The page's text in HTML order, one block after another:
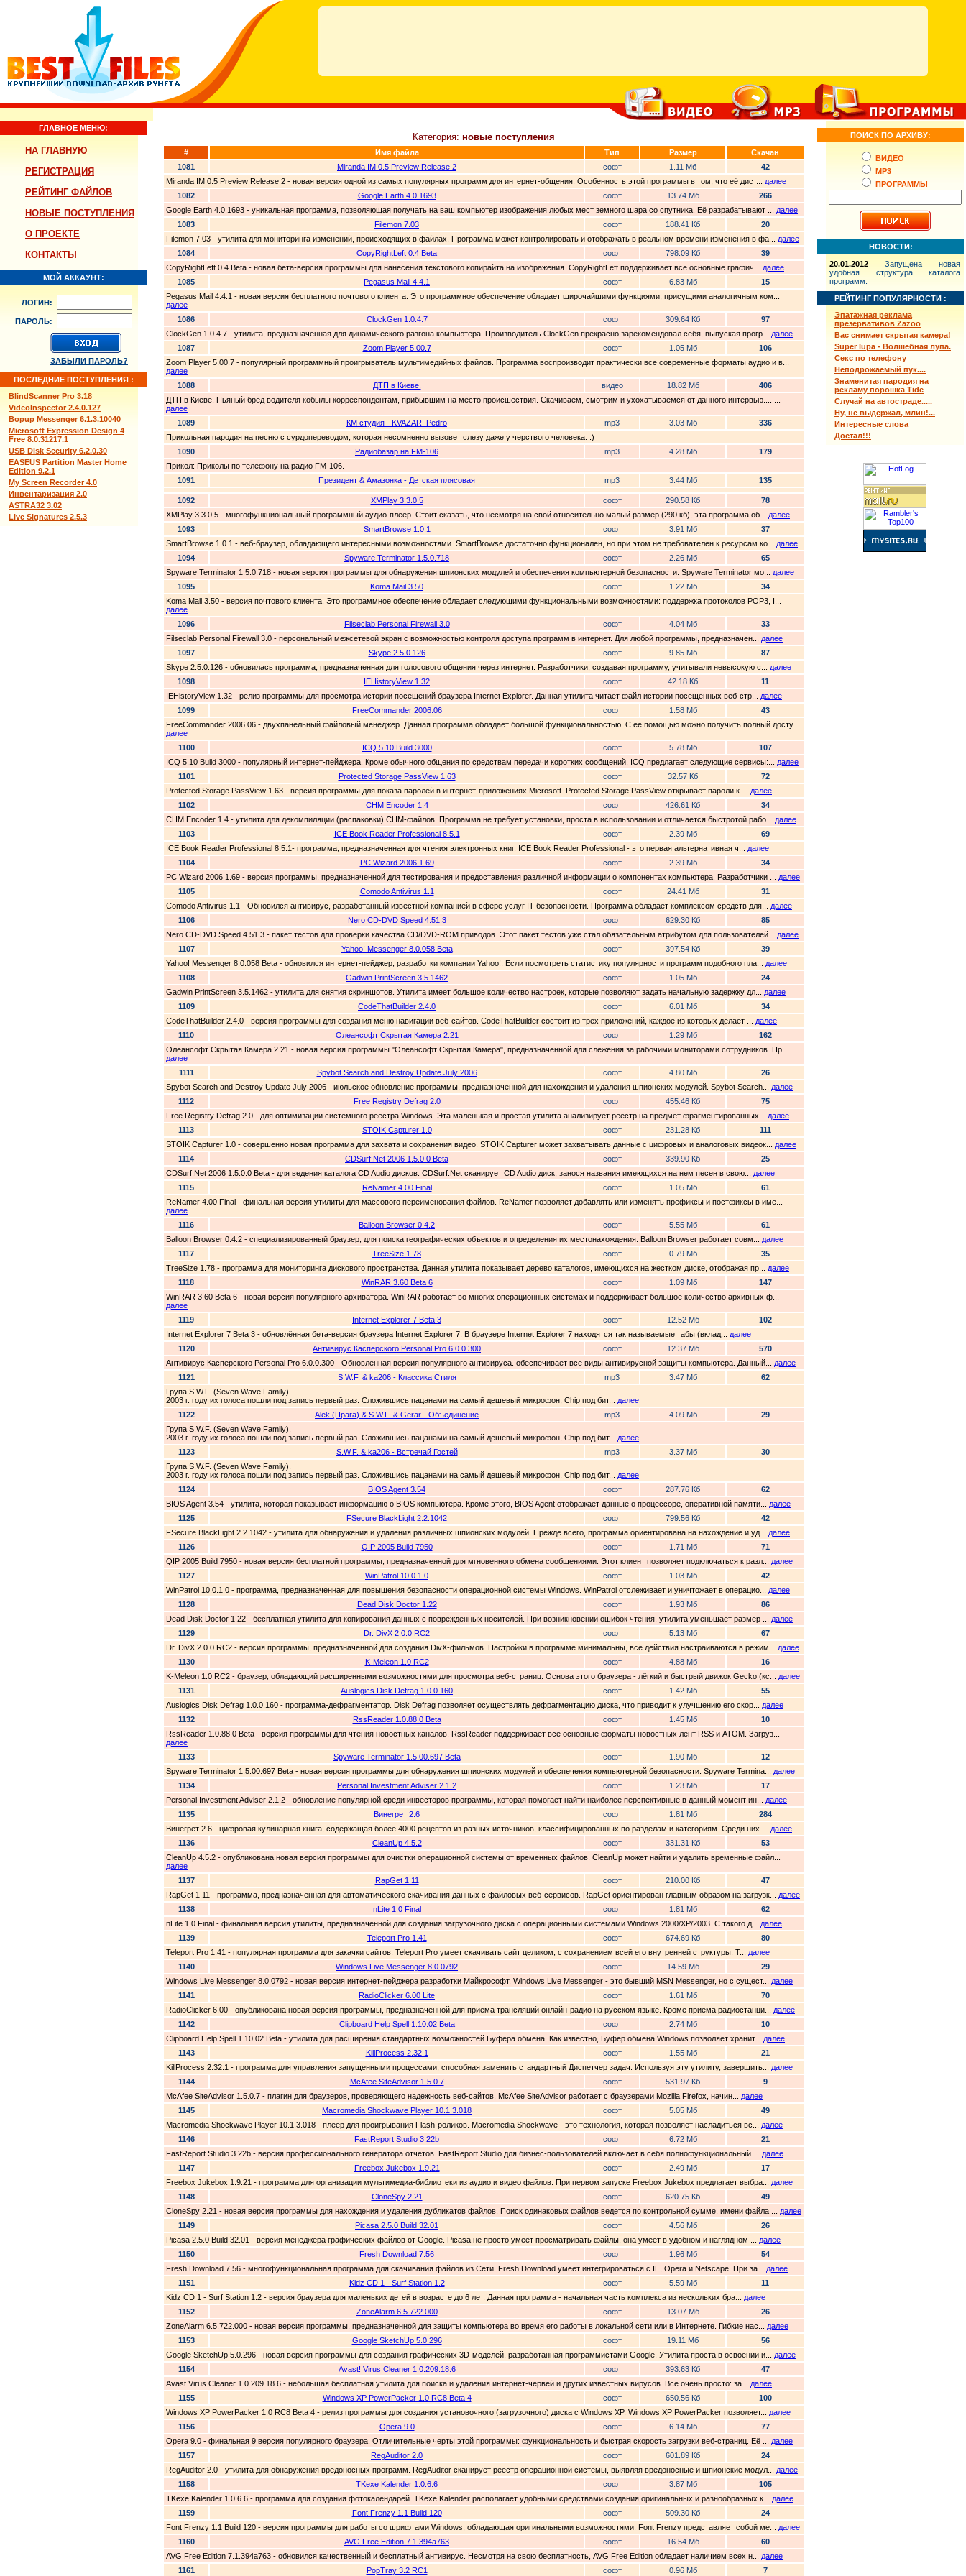
ГЛАВНОЕ МЕНЮ:
НА ГЛАВНУЮ
РЕГИСТРАЦИЯ
РЕЙТИНГ ФАЙЛОВ
НОВЫЕ ПОСТУПЛЕНИЯ
О ПРОЕКТЕ
КОНТАКТЫ
МОЙ АККАУНТ:
ЛОГИН:
ПАРОЛЬ:
ЗАБЫЛИ ПАРОЛЬ?
ПОСЛЕДНИЕ ПОСТУПЛЕНИЯ :
BlindScanner Pro 3.18
VideoInspector 2.4.0.127
Bopup Messenger 6.1.3.10040
Microsoft Expression Design 4
Free 8.0.31217.1
USB Disk Security 6.2.0.30
EASEUS Partition Master Home
Edition 9.2.1
My Screen Recorder 4.0
Инвентаризация 2.0
ASTRA32 3.02
Live Signatures 2.5.3
Категория: новые поступления
# Имя файла Тип Размер
Скачан
1081
Miranda IM 0.5 Preview Release 2 софт 1.11 Мб
42
Miranda IM 0.5 Preview Release 2 - новая версия одной из самых популярных программ для интернет-общения. Особенность этой программы в том, что её дист... далее
1082
Google Earth 4.0.1693 софт 13.74 Мб
266
Google Earth 4.0.1693 - уникальная программа, позволяющая получать на ваш компьютер изображения любых мест земного шара со спутника. Её разрабатывают ... далее
1083
Filemon 7.03 софт 188.41 Кб
20
Filemon 7.03 - утилита для мониторинга изменений, происходящих в файлах. Программа может контролировать и отображать в реальном времени изменения в фа... далее
1084
CopyRightLeft 0.4 Beta софт 798.09 Кб
39
CopyRightLeft 0.4 Beta - новая бета-версия программы для нанесения текстового копирайта на изображения. CopyRightLeft поддерживает все основные графич... далее
1085
Pegasus Mail 4.4.1 софт 6.83 Мб
15
Pegasus Mail 4.4.1 - новая версия бесплатного почтового клиента. Это программное обеспечение обладает широчайшими функциями, присущими аналогичным ком...
далее
1086
ClockGen 1.0.4.7 софт 309.64 Кб
97
ClockGen 1.0.4.7 - утилита, предназначенная для динамического разгона компьютера. Производитель ClockGen прекрасно зарекомендовал себя, выпуская прогр... далее
1087
Zoom Player 5.00.7 софт 1.05 Мб
106
Zoom Player 5.00.7 - популярный программный проигрыватель мультимедийных файлов. Программа воспроизводит практически все современные форматы аудио и в...
далее
1088
ДТП в Киеве. видео 18.82 Мб
406
ДТП в Киеве. Пьяный бред водителя кобылы корреспондентам, прибывшим на место происшествия. Скачиваем, смотрим и ухохатываемся от данного интервью.... ...
далее
1089
КМ студия - KVAZAR_Pedro mp3 3.03 Мб
336
Прикольная пародия на песню с сурдопереводом, которая несомненно вызовет слезу даже у черствого человека. :)
1090
Радиобазар на FM-106 mp3 4.28 Мб
179
Прикол: Приколы по телефону на радио FM-106.
1091
Президент & Амазонка - Детская плясовая mp3 3.44 Мб 135
1092 XMPlay 3.3.0.5 софт 290.58 Кб
78
XMPlay 3.3.0.5 - многофункциональный программный аудио-плеер. Стоит сказать, что несмотря на свой относительно малый размер (290 кб), эта программа об... далее
1093
SmartBrowse 1.0.1 софт 3.91 Мб
37
SmartBrowse 1.0.1 - веб-браузер, обладающего интересными возможностями. SmartBrowse достаточно функционален, но при этом не требователен к ресурсам ко... далее
1094
Spyware Terminator 1.5.0.718 софт 2.26 Мб
65
Spyware Terminator 1.5.0.718 - новая версия программы для обнаружения шпионских модулей и обеспечения компьютерной безопасности. Spyware Terminator мо... далее
1095
Koma Mail 3.50 софт 1.22 Мб
34
Koma Mail 3.50 - версия почтового клиента. Это программное обеспечение обладает следующими функциональными возможностями: поддержка протоколов POP3, I...
далее
1096
Filseclab Personal Firewall 3.0 софт 4.04 Мб
33
Filseclab Personal Firewall 3.0 - персональный межсетевой экран с возможностью контроля доступа программ в интернет. Для любой программы, предназначен... далее
1097
Skype 2.5.0.126 софт 9.85 Мб
87
Skype 2.5.0.126 - обновилась программа, предназначенная для голосового общения через интернет. Разработчики, создавая программу, учитывали невысокую с... далее
1098
IEHistoryView 1.32 софт 42.18 Кб
11
IEHistoryView 1.32 - релиз программы для просмотра истории посещений браузера Internet Explorer. Данная утилита читает файл истории посещенных веб-стр... далее
1099
FreeCommander 2006.06 софт 1.58 Мб
43
FreeCommander 2006.06 - двухпанельный файловый менеджер. Данная программа обладает большой функциональностью. С её помощью можно получить полный досту...
далее
1100
ICQ 5.10 Build 3000 софт 5.78 Мб
107
ICQ 5.10 Build 3000 - популярный интернет-пейджера. Кроме обычного общения по средствам передачи коротких сообщений, ICQ предлагает следующие сервисы:... далее
1101
Protected Storage PassView 1.63 софт 32.57 Кб
72
Protected Storage PassView 1.63 - версия программы для показа паролей в интернет-приложениях Microsoft. Protected Storage PassView открывает пароли к ... далее
1102
CHM Encoder 1.4 софт 426.61 Кб
34
CHM Encoder 1.4 - утилита для декомпиляции (распаковки) CHM-файлов. Программа не требует установки, проста в использовании и отличается быстротой рабо... далее
1103
ICE Book Reader Professional 8.5.1 софт 2.39 Мб
69
ICE Book Reader Professional 8.5.1- программа, предназначенная для чтения электронных книг. ICE Book Reader Professional - это первая альтернативная ч... далее
1104
PC Wizard 2006 1.69 софт 2.39 Мб
34
PC Wizard 2006 1.69 - версия программы, предназначенной для тестирования и предоставления различной информации о компонентах компьютера. Разработчики ... далее
1105
Comodo Antivirus 1.1 софт 24.41 Мб
31
Comodo Antivirus 1.1 - Обновился антивирус, разработанный известной компанией в сфере услуг IT-безопасности. Программа обладает комплексом средств для... далее
1106
Nero CD-DVD Speed 4.51.3 софт 629.30 Кб
85
Nero CD-DVD Speed 4.51.3 - пакет тестов для проверки качества CD/DVD-ROM приводов. Этот пакет тестов уже стал обязательным атрибутом для пользователей... далее
1107
Yahoo! Messenger 8.0.058 Beta софт 397.54 Кб
39
Yahoo! Messenger 8.0.058 Beta - обновился интернет-пейджер, разработки компании Yahoo!. Если посмотреть статистику популярности программ подобного пла... далее
1108
Gadwin PrintScreen 3.5.1462 софт 1.05 Мб
24
Gadwin PrintScreen 3.5.1462 - утилита для снятия скриншотов. Утилита имеет большое количество настроек, которые позволяют задать начальную задержку дл... далее
1109
CodeThatBuilder 2.4.0 софт 6.01 Мб
34
CodeThatBuilder 2.4.0 - версия программы для создания меню навигации веб-сайтов. CodeThatBuilder состоит из трех приложений, каждое из которых делает ... далее
1110
Олеансофт Скрытая Камера 2.21 софт 1.29 Мб
162
Олеансофт Скрытая Камера 2.21 - новая версия программы "Олеансофт Скрытая Камера", предназначенной для слежения за рабочими мониторами сотрудников. Пр...
далее
1111
Spybot Search and Destroy Update July 2006 софт 4.80 Мб
26
Spybot Search and Destroy Update July 2006 - июльское обновление программы, предназначенной для нахождения и удаления шпионских модулей. Spybot Search... далее
1112
Free Registry Defrag 2.0 софт 455.46 Кб
75
Free Registry Defrag 2.0 - для оптимизации системного реестра Windows. Эта маленькая и простая утилита анализирует реестр на предмет фрагментированных... далее
1113
STOIK Capturer 1.0 софт 231.28 Кб
111
STOIK Capturer 1.0 - совершенно новая программа для захвата и сохранения видео. STOIK Capturer может захватывать данные с цифровых и аналоговых видеок... далее
1114
CDSurf.Net 2006 1.5.0.0 Beta софт 339.90 Кб
25
CDSurf.Net 2006 1.5.0.0 Beta - для ведения каталога CD Audio дисков. CDSurf.Net сканирует CD Audio диск, занося названия имеющихся на нем песен в свою... далее
1115
ReNamer 4.00 Final софт 1.05 Мб
61
ReNamer 4.00 Final - финальная версия утилиты для массового переименования файлов. ReNamer позволяет добавлять или изменять префиксы и постфиксы в име...
далее
1116
Balloon Browser 0.4.2 софт 5.55 Мб
61
Balloon Browser 0.4.2 - специализированный браузер, для поиска географических объектов и определения их местонахождения. Balloon Browser работает совм... далее
1117
TreeSize 1.78 софт 0.79 Мб
35
TreeSize 1.78 - программа для мониторинга дискового пространства. Данная утилита показывает дерево каталогов, имеющихся на жестком диске, отображая пр... далее
1118
WinRAR 3.60 Beta 6 софт 1.09 Мб
147
WinRAR 3.60 Beta 6 - новая версия популярного архиватора. WinRAR работает во многих операционных системах и поддерживает большое количество архивных ф...
далее
1119
Internet Explorer 7 Beta 3 софт 12.52 Мб
102
Internet Explorer 7 Beta 3 - обновлённая бета-версия браузера Internet Explorer 7. В браузере Internet Explorer 7 находятся так называемые табы (вклад... далее
1120
Антивирус Касперского Personal Pro 6.0.0.300 софт 12.37 Мб
570
Антивирус Касперского Personal Pro 6.0.0.300 - Обновленная версия популярного антивируса. обеспечивает все виды антивирусной защиты компьютера. Данный... далее
1121
S.W.F. & ka206 - Классика Стиля mp3 3.47 Мб
62
Група S.W.F. (Seven Wave Family).
2003 г. году их голоса пошли под запись первый раз. Сложившись пацанами на самый дешевый микрофон, Сhip под бит... далее
1122
Alek (Прага) & S.W.F. & Gerar - Объединение mp3 4.09 Мб
29
Група S.W.F. (Seven Wave Family).
2003 г. году их голоса пошли под запись первый раз. Сложившись пацанами на самый дешевый микрофон, Сhip под бит... далее
1123
S.W.F. & ka206 - Встречай Гостей mp3 3.37 Мб
30
Група S.W.F. (Seven Wave Family).
2003 г. году их голоса пошли под запись первый раз. Сложившись пацанами на самый дешевый микрофон, Сhip под бит... далее
1124
BIOS Agent 3.54 софт 287.76 Кб
62
BIOS Agent 3.54 - утилита, которая показывает информацию о BIOS компьютера. Кроме этого, BIOS Agent отображает данные о процессоре, оперативной памяти... далее
1125
FSecure BlackLight 2.2.1042 софт 799.56 Кб
42
FSecure BlackLight 2.2.1042 - утилита для обнаружения и удаления различных шпионских модулей. Прежде всего, программа ориентирована на нахождение и уд... далее
1126
QIP 2005 Build 7950 софт 1.71 Мб
71
QIP 2005 Build 7950 - новая версия бесплатной программы, предназначенной для мгновенного обмена сообщениями. Этот клиент позволяет подключаться к разл... далее
1127
WinPatrol 10.0.1.0 софт 1.03 Мб
42
WinPatrol 10.0.1.0 - программа, предназначенная для повышения безопасности операционной системы Windows. WinPatrol отслеживает и уничтожает в операцио... далее
1128
Dead Disk Doctor 1.22 софт 1.93 Мб
86
Dead Disk Doctor 1.22 - бесплатная утилита для копирования данных с поврежденных носителей. При возникновении ошибок чтения, утилита уменьшает размер ... далее
1129
Dr. DivX 2.0.0 RC2 софт 5.13 Мб
67
Dr. DivX 2.0.0 RC2 - версия программы, предназначенной для создания DivX-фильмов. Настройки в программе минимальны, все действия настраиваются в режим... далее
1130
K-Meleon 1.0 RC2 софт 4.88 Мб
16
K-Meleon 1.0 RC2 - браузер, обладающий расширенными возможностями для просмотра веб-страниц. Основа этого браузера - лёгкий и быстрый движок Gecko (кс... далее
1131
Auslogics Disk Defrag 1.0.0.160 софт 1.42 Мб
55
Auslogics Disk Defrag 1.0.0.160 - программа-дефрагментатор. Disk Defrag позволяет осуществлять дефрагментацию диска, что приводит к улучшению его скор... далее
1132
RssReader 1.0.88.0 Beta софт 1.45 Мб
10
RssReader 1.0.88.0 Beta - версия программы для чтения новостных каналов. RssReader поддерживает все основные форматы новостных лент RSS и ATOM. Загруз...
далее
1133
Spyware Terminator 1.5.00.697 Beta софт 1.90 Мб
12
Spyware Terminator 1.5.00.697 Beta - новая версия программы для обнаружения шпионских модулей и обеспечения компьютерной безопасности. Spyware Termina... далее
1134
Personal Investment Adviser 2.1.2 софт 1.23 Мб
17
Personal Investment Adviser 2.1.2 - обновление популярной среди инвесторов программы, которая помогает найти наиболее перспективные в данный момент ин... далее
1135
Винегрет 2.6 софт 1.81 Мб
284
Винегрет 2.6 - цифровая кулинарная книга, содержащая более 4000 рецептов из разных источников, классифицированных по разделам и категориям. Среди них ... далее
1136
CleanUp 4.5.2 софт 331.31 Кб
53
CleanUp 4.5.2 - опубликована новая версия программы для очистки операционной системы от временных файлов. CleanUp может найти и удалить временные файл...
далее
1137
RapGet 1.11 софт 210.00 Кб
47
RapGet 1.11 - программа, предназначенная для автоматического скачивания данных с файловых веб-сервисов. RapGet ориентирован главным образом на загрузк... далее
1138
nLite 1.0 Final софт 1.81 Мб
62
nLite 1.0 Final - финальная версия утилиты, предназначенной для создания загрузочного диска с операционными системами Windows 2000/XP/2003. С такого д... далее
1139
Teleport Pro 1.41 софт 674.69 Кб
80
Teleport Pro 1.41 - популярная программа для закачки сайтов. Teleport Pro умеет скачивать сайт целиком, с сохранением всей его внутренней структуры. Т... далее
1140
Windows Live Messenger 8.0.0792 софт 14.59 Мб
29
Windows Live Messenger 8.0.0792 - новая версия интернет-пейджера разработки Майкрософт. Windows Live Messenger - это бывший MSN Messenger, но с сущест... далее
1141
RadioClicker 6.00 Lite софт 1.61 Мб
70
RadioClicker 6.00 - опубликована новая версия программы, предназначенной для приёма трансляций онлайн-радио на русском языке. Кроме приёма радиостанци... далее
1142
Clipboard Help Spell 1.10.02 Beta софт 2.74 Мб
10
Clipboard Help Spell 1.10.02 Beta - утилита для расширения стандартных возможностей Буфера обмена. Как известно, Буфер обмена Windows позволяет хранит... далее
1143
KillProcess 2.32.1 софт 1.55 Мб
21
KillProcess 2.32.1 - программа для управления запущенными процессами, способная заменить стандартный Диспетчер задач. Используя эту утилиту, завершить... далее
1144
McAfee SiteAdvisor 1.5.0.7 софт 531.97 Кб
9
McAfee SiteAdvisor 1.5.0.7 - плагин для браузеров, проверяющего надежность веб-сайтов. McAfee SiteAdvisor работает с браузерами Mozilla Firefox, начин... далее
1145
Macromedia Shockwave Player 10.1.3.018 софт 5.05 Мб
49
Macromedia Shockwave Player 10.1.3.018 - плеер для проигрывания Flash-роликов. Macromedia Shockwave - это технология, которая позволяет насладиться вс... далее
1146
FastReport Studio 3.22b софт 6.72 Мб
21
FastReport Studio 3.22b - версия профессионального генератора отчётов. FastReport Studio для бизнес-пользователей включает в себя полнофункциональный ... далее
1147
Freebox Jukebox 1.9.21 софт 2.49 Мб
17
Freebox Jukebox 1.9.21 - программа для организации мультимедиа-библиотеки из аудио и видео файлов. При первом запуске Freebox Jukebox предлагает выбра... далее
1148
CloneSpy 2.21 софт 620.75 Кб
49
CloneSpy 2.21 - новая версия программы для нахождения и удаления дубликатов файлов. Поиск одинаковых файлов ведется по контрольной сумме, имени файла ... далее
1149
Picasa 2.5.0 Build 32.01 софт 4.56 Мб
26
Picasa 2.5.0 Build 32.01 - версия менеджера графических файлов от Google. Picasa не просто умеет просматривать файлы, она умеет в удобном и наглядном ... далее
1150
Fresh Download 7.56 софт 1.96 Мб
54
Fresh Download 7.56 - многофункциональная программа для скачивания файлов из Сети. Fresh Download умеет интегрироваться с IE, Opera и Netscape. При за... далее
1151
Kidz CD 1 - Surf Station 1.2 софт 5.59 Мб
11
Kidz CD 1 - Surf Station 1.2 - версия браузера для маленьких детей в возрасте до 6 лет. Данная программа - начальная часть комплекса из нескольких бра... далее
1152
ZoneAlarm 6.5.722.000 софт 13.07 Мб
26
ZoneAlarm 6.5.722.000 - новая версия программы, предназначенной для защиты компьютера во время его работы в локальной сети или в Интернете. Гибкие нас... далее
1153
Google SketchUp 5.0.296 софт 19.11 Мб
56
Google SketchUp 5.0.296 - новая версия программы для создания графических 3D-моделей, разработанная программистами Google. Утилита проста в освоении и... далее
1154
Avast! Virus Cleaner 1.0.209.18.6 софт 393.63 Кб
47
Avast Virus Cleaner 1.0.209.18.6 - небольшая бесплатная утилита для поиска и удаления интернет-червей и других известных вирусов. Все очень просто: за... далее
1155
Windows XP PowerPacker 1.0 RC8 Beta 4 софт 650.56 Кб
100
Windows XP PowerPacker 1.0 RC8 Beta 4 - релиз программы для создания установочного (загрузочного) диска с Windows XP. Windows XP PowerPacker позволяет... далее
1156
Opera 9.0 софт 6.14 Мб
77
Opera 9.0 - финальная 9 версия популярного браузера. Отличительные черты этой программы: функциональность и быстрая скорость загрузки веб-страниц. Её ... далее
1157
RegAuditor 2.0 софт 601.89 Кб
24
RegAuditor 2.0 - утилита для обнаружения вредоносных программ. RegAuditor сканирует реестр операционной системы, выявляя вредоносные и шпионские модул... далее
1158
TKexe Kalender 1.0.6.6 софт 3.87 Мб
105
TKexe Kalender 1.0.6.6 - программа для создания фотокалендарей. TKexe Kalender располагает удобными средствами создания оригинальных и разнообразных к... далее
1159
Font Frenzy 1.1 Build 120 софт 509.30 Кб
24
Font Frenzy 1.1 Build 120 - версия программы для работы со шрифтами Windows, обладающая оригинальными возможностями. Font Frenzy представляет собой ме... далее
1160
AVG Free Edition 7.1.394a763 софт 16.54 Мб
60
AVG Free Edition 7.1.394a763 - обновился качественный и бесплатный антивирус. Несмотря на свою бесплатность, AVG Free Edition обладает наличием всех н... далее
1161
PopTray 3.2 RC1 софт 0.96 Мб 7
ПОИСК ПО АРХИВУ:
ВИДЕО
MP3
ПРОГРАММЫ
НОВОСТИ:
20.01.2012
Запущена новая
удобная структура каталога
программ.
РЕЙТИНГ ПОПУЛЯРНОСТИ :
Эпатажная реклама
презервативов Zazoo
Вас снимает скрытая камера!
Super lupa - Волшебная лупа.
Секс по телефону
Неподрожаемый пук....
Знаменитая пародия на
рекламу порошка Tide
Случай на автостраде.....
Ну, не выдержал, млин!...
Интересные слова
Достал!!!